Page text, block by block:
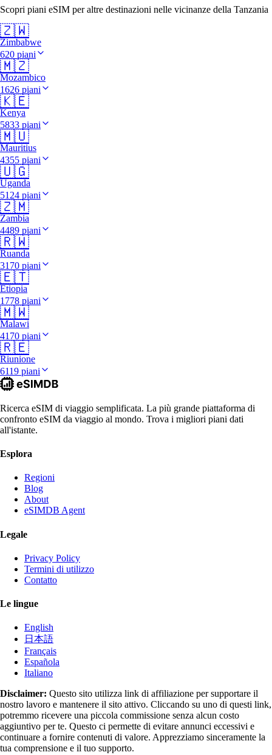
Scopri piani eSIM per altre destinazioni nelle vicinanze della Tanzania
🇿🇼
Zimbabwe
620 piani
🇲🇿
Mozambico
1626 piani
🇰🇪
Kenya
5833 piani
🇲🇺
Mauritius
4355 piani
🇺🇬
Uganda
5124 piani
🇿🇲
Zambia
4489 piani
🇷🇼
Ruanda
3170 piani
🇪🇹
Etiopia
1778 piani
🇲🇼
Malawi
4170 piani
🇷🇪
Riunione
6119 piani
Ricerca eSIM di viaggio semplificata. La più grande piattaforma di
confronto eSIM da viaggio al mondo. Trova i migliori piani dati
all'istante.
Esplora
Regioni
Blog
About
eSIMDB Agent
Legale
Privacy Policy
Termini di utilizzo
Contatto
Le lingue
English
日本語
Français
Española
Italiano
Disclaimer: Questo sito utilizza link di affiliazione per supportare il
nostro lavoro e mantenere il sito attivo. Cliccando su uno di questi link,
potremmo ricevere una piccola commissione senza alcun costo
aggiuntivo per te. Questo ci permette di evitare annunci eccessivi e
continuare a fornire contenuti di valore. Apprezziamo sinceramente la
tua comprensione e il tuo supporto.